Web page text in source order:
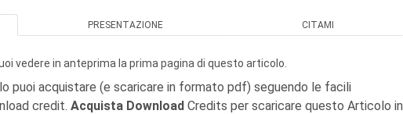
PRESENTAZIONE CITAMI
vedere in anteprima la prima pagina di questo articolo.
puoi acquistare (e scaricare in formato pdf) seguendo le facili
credit. Acquista Download Credits per scaricare questo Articolo in